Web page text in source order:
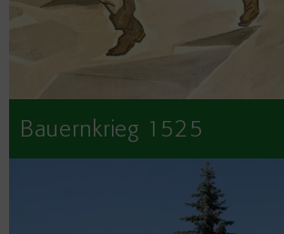
Bauernkrieg 1525